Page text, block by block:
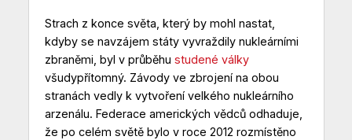
Strach z konce světa, který by mohl nastat,
kdyby se navzájem státy vyvraždily nukleárními
zbraněmi, byl v průběhu studené války
všudypřítomný. Závody ve zbrojení na obou
stranách vedly k vytvoření velkého nukleárního
arzenálu. Federace amerických vědců odhaduje,
že po celém světě bylo v roce 2012 rozmístěno